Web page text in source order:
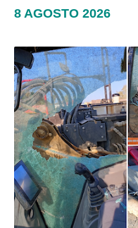
8 AGOSTO 2026